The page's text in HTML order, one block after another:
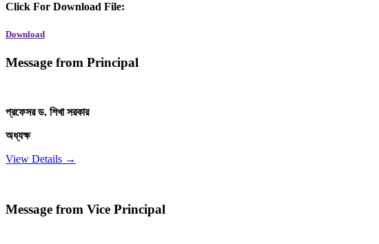
Click For Download File:
Download
Message from Principal
প্রফেসর ড. শিখা সরকার
অধ্যক্ষ
View Details →
Message from Vice Principal